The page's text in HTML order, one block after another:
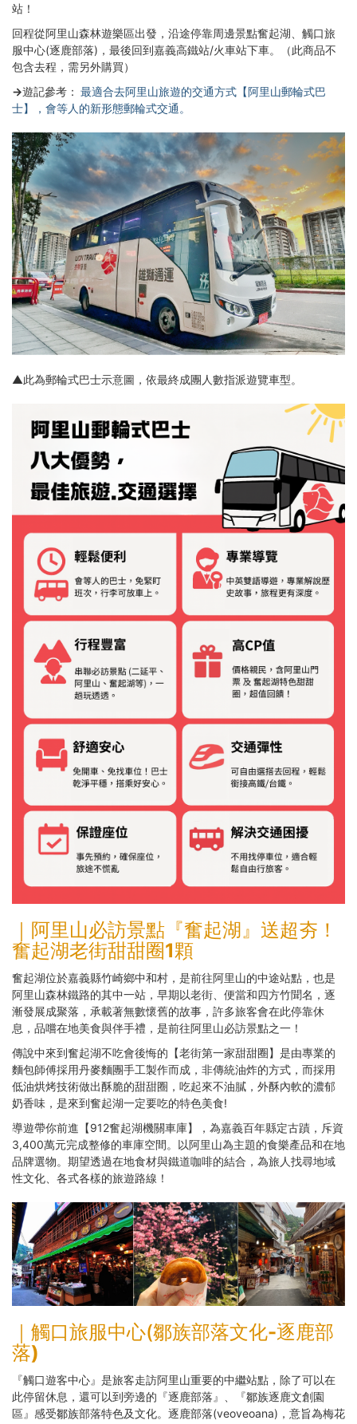
站！
回程從阿里山森林遊樂區出發，沿途停靠周邊景點奮起湖、觸口旅
服中心(逐鹿部落)，最後回到嘉義高鐵站/火車站下車。
（此商品不
包含去程，需另外購買）
→遊記參考： 最適合去阿里山旅遊的交通方式【阿里山郵輪式巴
士】，會等人的新形態郵輪式交通。
▲此為郵輪式巴士示意圖，依最終成團人數指派遊覽車型。
｜ 阿里山必訪景點『奮起湖』 送超夯！
奮起湖老街甜甜圈1顆
奮起湖位於嘉義縣竹崎鄉中和村，是前往阿里山的中途站點，也是
阿里山森林鐵路的其中一站，早期以老街、便當和四方竹聞名，逐
漸發展成聚落，承載著無數懷舊的故事，許多旅客會在此停靠休
息，品嚐在地美食與伴手禮，是前往阿里山必訪景點之一！
傳說中來到奮起湖不吃會後悔的【老街第一家甜甜圈】是由專業的
麵包師傅採用丹麥麵團手工製作而成，非傳統油炸的方式，而採用
低油烘烤技術做出酥脆的甜甜圈，吃起來不油膩，外酥內軟的濃郁
奶香味，是來到奮起湖一定要吃的特色美食!
導遊帶你前進【912奮起湖機關車庫】，為嘉義百年縣定古蹟，斥資
3,400萬元完成整修的車庫空間。以阿里山為主題的食樂產品和在地
品牌選物。期望透過在地食材與鐵道咖啡的結合，為旅人找尋地域
性文化、各式各樣的旅遊路線！
｜觸口旅服中心(鄒族部落文化-逐鹿部
落)
『觸口遊客中心』是旅客走訪阿里山重要的中繼站點，除了可以在
此停留休息，還可以到旁邊的『逐鹿部落』、『鄒族逐鹿文創園
區』感受鄒族部落特色及文化。逐鹿部落(veoveoana)，意旨為梅花